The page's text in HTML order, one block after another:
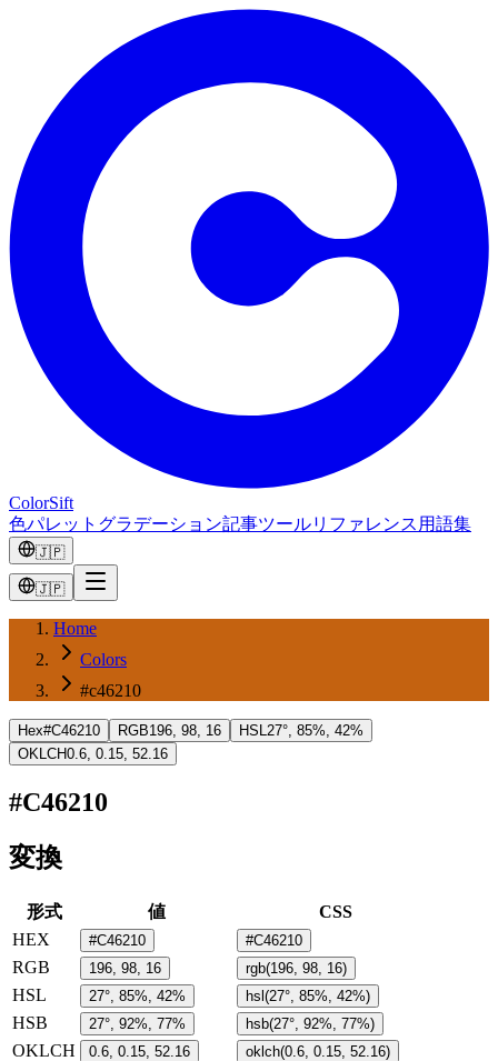
ColorSift
色パレット グラデーション記事ツールリファレンス 用語集
🇯🇵
🇯🇵
Home
Colors
#c46210
Hex#C46210 RGB196, 98, 16 HSL27°, 85%, 42%
OKLCH0.6, 0.15, 52.16
#C46210
変換
形式 値
CSS
HEX
#C46210 #C46210
RGB 196, 98, 16 rgb(196, 98, 16)
HSL 27°, 85%, 42% hsl(27°, 85%, 42%)
HSB 27°, 92%, 77% hsb(27°, 92%, 77%)
OKLCH 0.6, 0.15, 52.16 oklch(0.6, 0.15, 52.16)